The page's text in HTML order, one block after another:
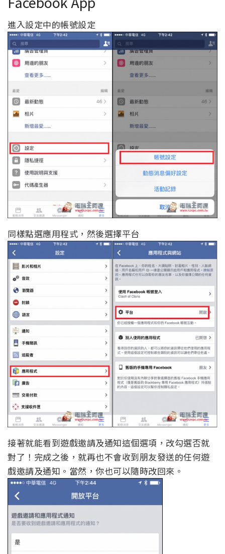
進入設定中的帳號設定
同樣點選應用程式，然後選擇平台
接著就能看到遊戲邀請及通知這個選項，改勾選否就
對了！完成之後，就再也不會收到朋友發送的任何遊
戲邀請及通知。當然，你也可以隨時改回來。